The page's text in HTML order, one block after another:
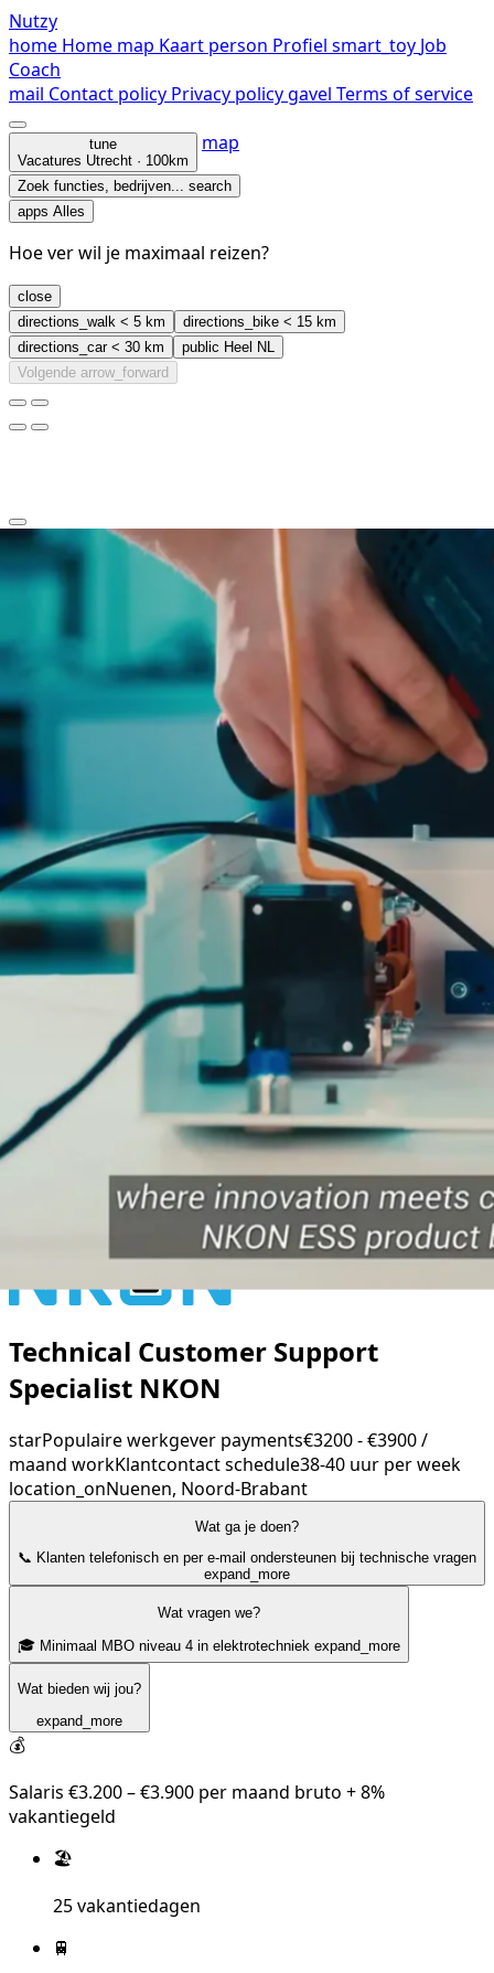
Nutzy
home Home map Kaart person Profiel smart_toy Job
Coach
mail Contact policy Privacy policygavel Terms of service
tune
Vacatures Utrecht · 100km
map
Zoek functies, bedrijven... search
apps Alles
Hoe ver wil je maximaal reizen?
close
directions_walk < 5 km directions_bike < 15 km
directions_car< 30 km public Heel NL
Volgende arrow_forward
clear arrow_back_ios_new
Technical Customer Support
Specialist NKON
starPopulaire werkgever payments€3200 - €3900 /
maand workKlantcontactschedule38-40 uur per week
location_onNuenen, Noord-Brabant
Wat ga je doen?
📞 Klanten telefonisch en per e-mail ondersteunen bij technische vragen
expand_more
Wat vragen we?
🎓 Minimaal MBO niveau 4 in elektrotechniek expand_more
Wat bieden wij jou?
expand_more
💰
Salaris €3.200 – €3.900 per maand bruto + 8%
vakantiegeld
🏖️
25 vakantiedagen
🚆